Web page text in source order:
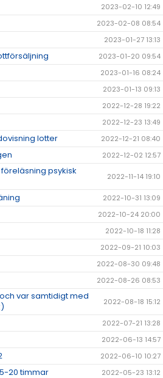
2023-02-10 12:49
2023-02-08 08:54
2023-01-27 13:13
2023-01-20 09:54
2023-01-16 08:24
2023-01-13 09:13
2022-12-28 19:22
2022-12-23 13:49
lotter 2022-12-21 08:40
2022-12-02 12:57
psykisk
2022-11-14 19:10
2022-10-31 13:09
2022-10-24 20:00
2022-10-18 11:28
2022-09-21 10:03
2022-08-30 09:48
2022-08-26 08:53
var samtidigt med
2022-08-18 15:12
2022-07-21 13:28
2022-06-13 14:57
2022-06-10 10:27
20 timmar 2022-05-23 13:12